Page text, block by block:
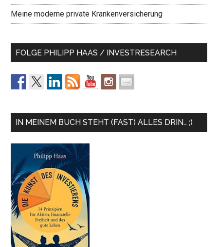
Meine moderne private Krankenversicherung
FOLGE PHILIPP HAAS / INVESTRESEARCH
IN MEINEM BUCH STEHT (FAST) ALLES DRIN… ;)